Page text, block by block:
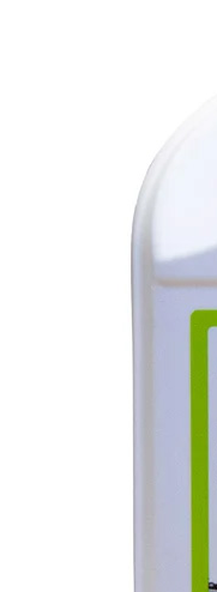
1л